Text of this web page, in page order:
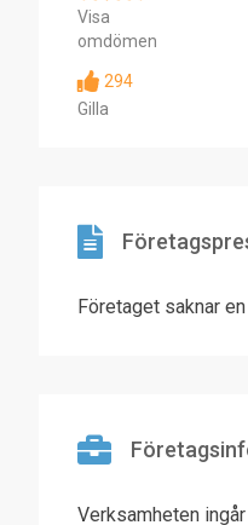
Visa
omdömen
294
Gilla
Företaget saknar
Verksamheten